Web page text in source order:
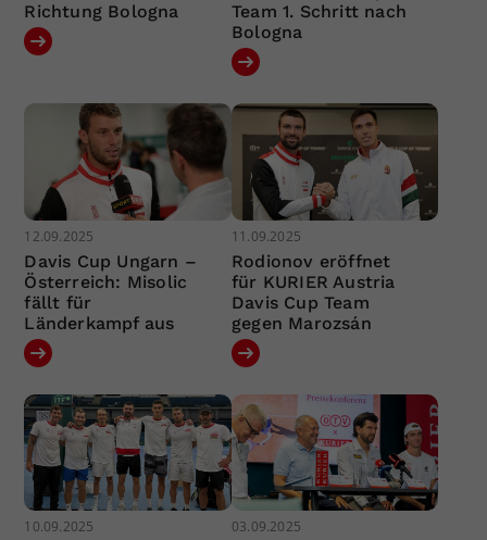
Richtung Bologna
Team 1. Schritt nach
Bologna
12.09.2025
Davis Cup Ungarn –
Österreich: Misolic
fällt für
Länderkampf aus
11.09.2025
Rodionov eröffnet
für KURIER Austria
Davis Cup Team
gegen Marozsán
10.09.2025 03.09.2025